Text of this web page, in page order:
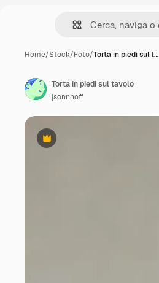
Home/Stock/Foto/Torta in piedi sul t…
Premium
Torta in piedi sul tavolo
jsonnhoff